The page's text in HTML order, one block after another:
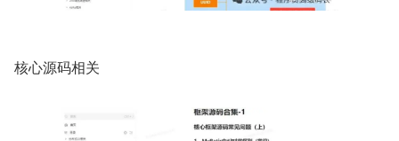
核心源码相关